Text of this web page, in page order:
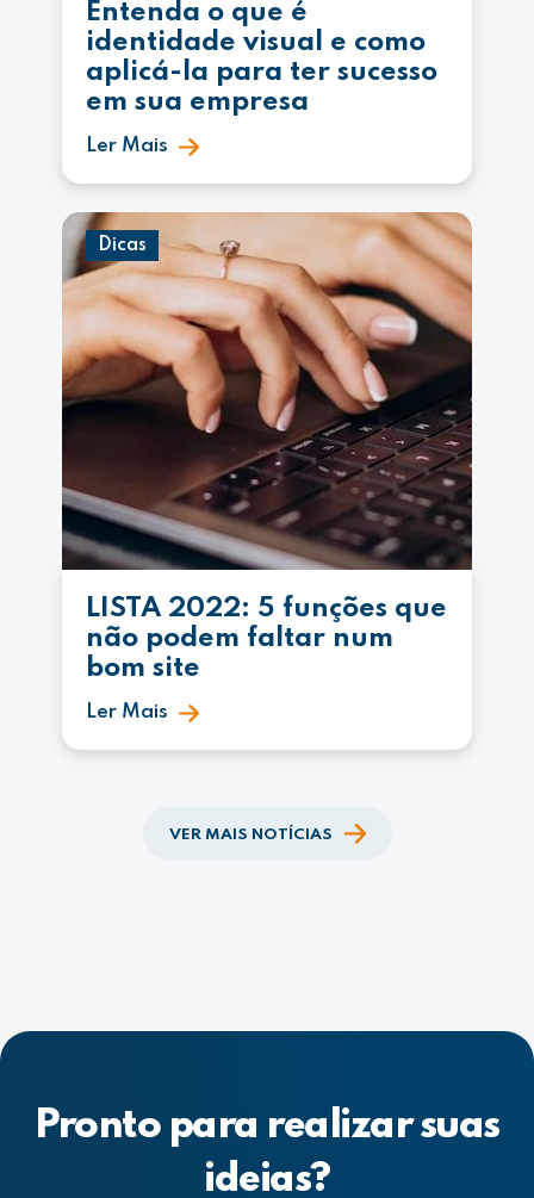
Entenda o que é
identidade visual e como
aplicá-la para ter sucesso
em sua empresa
Ler Mais
Dicas
LISTA 2022: 5 funções que
não podem faltar num
bom site
Ler Mais
VER MAIS NOTÍCIAS
Pronto para realizar suas
ideias?